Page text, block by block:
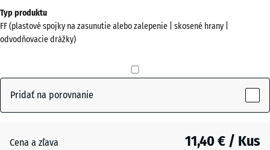
Zobraziť
farebnú
(active)
sivá
Typ produktu
FF (plastové spojky na zasunutie alebo zalepenie | skosené hrany |
odvodňovacie drážky)
Pridať na porovnanie
Cena a zľava 11,40 € / Kus